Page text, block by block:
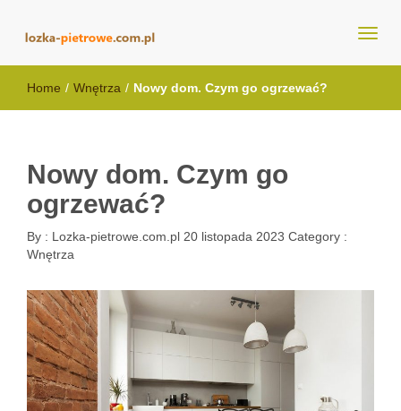
lozka-pietrowe.com.pl
Home / Wnętrza / Nowy dom. Czym go ogrzewać?
Nowy dom. Czym go
ogrzewać?
By : Lozka-pietrowe.com.pl 20 listopada 2023 Category :
Wnętrza